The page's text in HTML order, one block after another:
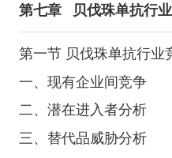
第七章 贝伐珠单抗行
第一节 贝伐珠单抗行业
一、现有企业间竞争
二、潜在进入者分析
三、替代品威胁分析